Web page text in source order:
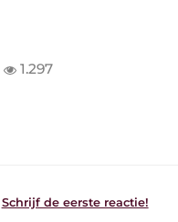
1.297
Schrijf de eerste reactie!